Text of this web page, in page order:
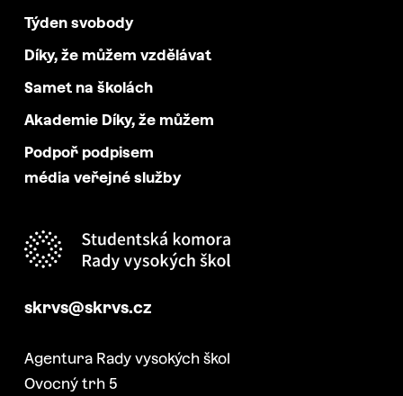
Týden svobody
Díky, že můžem vzdělávat
Samet na školách
Akademie Díky, že můžem
Podpoř podpisem
média veřejné služby
skrvs@skrvs.cz
Agentura Rady vysokých škol
Ovocný trh 5